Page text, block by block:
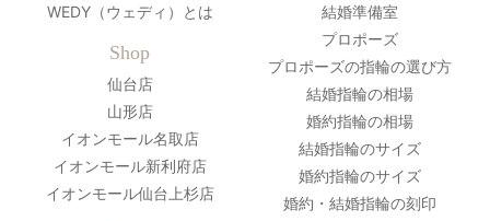
WEDY（ウェディ）とは
Shop
仙台店
山形店
イオンモール名取店
イオンモール新利府店
イオンモール仙台上杉店
結婚準備室
プロポーズ
プロポーズの指輪の選び方
結婚指輪の相場
婚約指輪の相場
結婚指輪のサイズ
婚約指輪のサイズ
婚約・結婚指輪の刻印